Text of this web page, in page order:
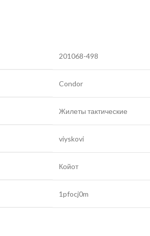
201068-498
Condor
Жилеты тактические
viyskovi
Койот
1pfocj0m